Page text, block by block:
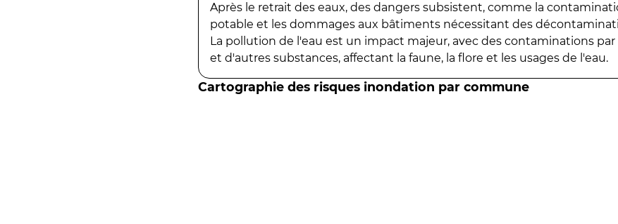
Après le retrait des eaux, des dangers subsistent, comme la
potable et les dommages aux bâtiments nécessitant des
La pollution de l'eau est un impact majeur, avec des contaminations
et d'autres substances, affectant la faune, la flore et les usages de l'eau.
Cartographie des risques inondation par commune